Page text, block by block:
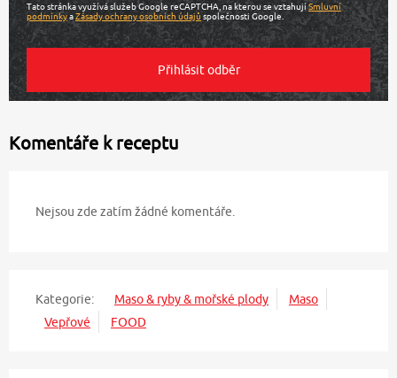
Tato stránka využívá služeb Google reCAPTCHA, na kterou se vztahujíSmluvní
podmínkyaZásady ochrany osobních údajů společnosti Google.
Komentáře k receptu
Nejsou zde zatím žádné komentáře.
Kategorie: Maso & ryby & mořské plody
Maso
Vepřové
FOOD